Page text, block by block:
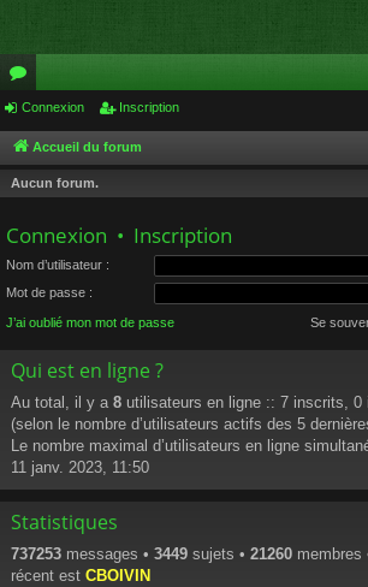
or
u
m
Connexion Inscription
Accueil du forum
Aucun forum.
Connexion • Inscription
Nom d’utilisateur :
Mot de passe :
J’ai oublié mon mot de passe Se
Qui est en ligne ?
Au total, il y a 8 utilisateurs en ligne :: 7 inscrits,
(selon le nombre d’utilisateurs actifs des 5
Le nombre maximal d’utilisateurs en ligne
11 janv. 2023, 11:50
Statistiques
737253 messages • 3449 sujets • 21260 membres
récent est CBOIVIN